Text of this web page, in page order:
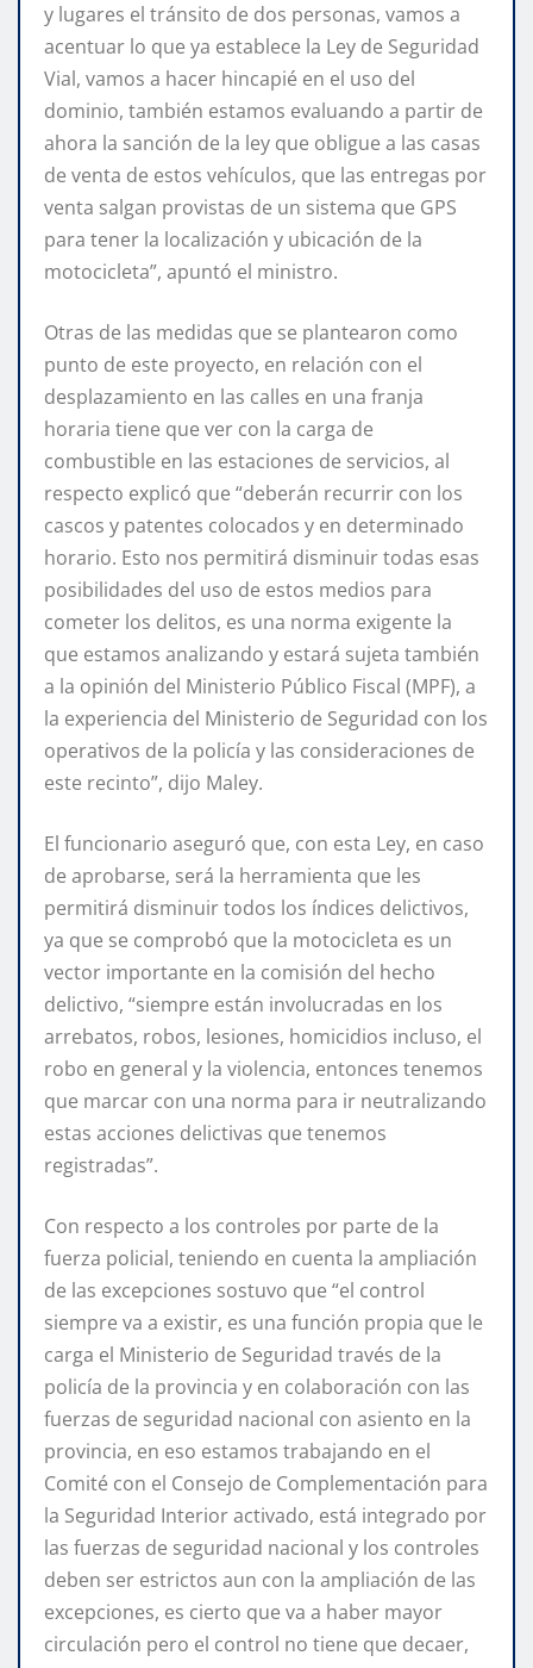
y lugares el tránsito de dos personas, vamos a
acentuar lo que ya establece la Ley de Seguridad
Vial, vamos a hacer hincapié en el uso del
dominio, también estamos evaluando a partir de
ahora la sanción de la ley que obligue a las casas
de venta de estos vehículos, que las entregas por
venta salgan provistas de un sistema que GPS
para tener la localización y ubicación de la
motocicleta”, apuntó el ministro.
Otras de las medidas que se plantearon como
punto de este proyecto, en relación con el
desplazamiento en las calles en una franja
horaria tiene que ver con la carga de
combustible en las estaciones de servicios, al
respecto explicó que “deberán recurrir con los
cascos y patentes colocados y en determinado
horario. Esto nos permitirá disminuir todas esas
posibilidades del uso de estos medios para
cometer los delitos, es una norma exigente la
que estamos analizando y estará sujeta también
a la opinión del Ministerio Público Fiscal (MPF), a
la experiencia del Ministerio de Seguridad con los
operativos de la policía y las consideraciones de
este recinto”, dijo Maley.
El funcionario aseguró que, con esta Ley, en caso
de aprobarse, será la herramienta que les
permitirá disminuir todos los índices delictivos,
ya que se comprobó que la motocicleta es un
vector importante en la comisión del hecho
delictivo, “siempre están involucradas en los
arrebatos, robos, lesiones, homicidios incluso, el
robo en general y la violencia, entonces tenemos
que marcar con una norma para ir neutralizando
estas acciones delictivas que tenemos
registradas”.
Con respecto a los controles por parte de la
fuerza policial, teniendo en cuenta la ampliación
de las excepciones sostuvo que “el control
siempre va a existir, es una función propia que le
carga el Ministerio de Seguridad través de la
policía de la provincia y en colaboración con las
fuerzas de seguridad nacional con asiento en la
provincia, en eso estamos trabajando en el
Comité con el Consejo de Complementación para
la Seguridad Interior activado, está integrado por
las fuerzas de seguridad nacional y los controles
deben ser estrictos aun con la ampliación de las
excepciones, es cierto que va a haber mayor
circulación pero el control no tiene que decaer,